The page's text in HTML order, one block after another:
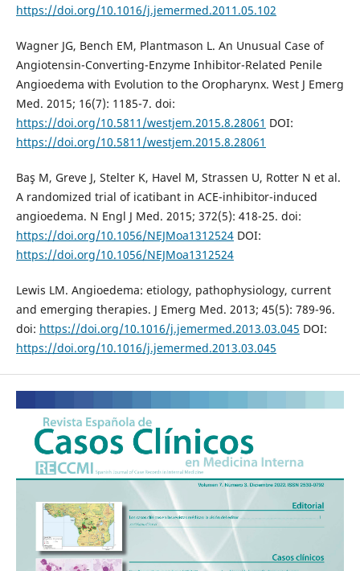
https://doi.org/10.1016/j.jemermed.2011.05.102
Wagner JG, Bench EM, Plantmason L. An Unusual Case of
Angiotensin-Converting-Enzyme Inhibitor-Related Penile
Angioedema with Evolution to the Oropharynx. West J Emerg
Med. 2015; 16(7): 1185-7. doi:
https://doi.org/10.5811/westjem.2015.8.28061 DOI:
https://doi.org/10.5811/westjem.2015.8.28061
Baş M, Greve J, Stelter K, Havel M, Strassen U, Rotter N et al.
A randomized trial of icatibant in ACE-inhibitor-induced
angioedema. N Engl J Med. 2015; 372(5): 418-25. doi:
https://doi.org/10.1056/NEJMoa1312524DOI:
https://doi.org/10.1056/NEJMoa1312524
Lewis LM. Angioedema: etiology, pathophysiology, current
and emerging therapies. J Emerg Med. 2013; 45(5): 789-96.
doi: https://doi.org/10.1016/j.jemermed.2013.03.045 DOI:
https://doi.org/10.1016/j.jemermed.2013.03.045